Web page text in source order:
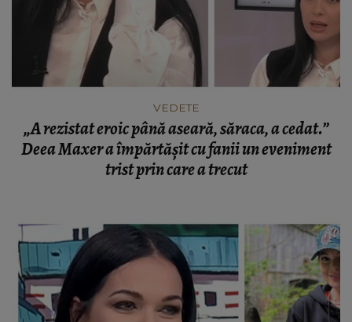
VEDETE
„A rezistat eroic până aseară, săraca, a cedat.”
Deea Maxer a împărtășit cu fanii un eveniment
trist prin care a trecut